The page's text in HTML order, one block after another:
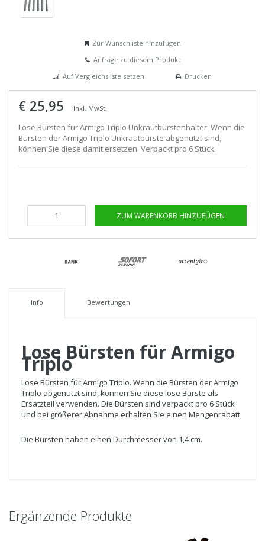
Zur Wunschliste hinzufügen
Anfrage zu diesem Produkt
Auf Vergleichsliste setzen
Drucken
€ 25,95 Inkl. MwSt.
Lose Bürsten für Armigo Triplo Unkrautbürstenhalter. Wenn die
Bürsten der Armigo Triplo Unkrautbürste abgenutzt sind,
können Sie diese damit ersetzen. Verpackt pro 6 Stück.
ZUM WARENKORB HINZUFÜGEN
Info Bewertungen
Lose Bürsten für Armigo
Triplo
Lose Bürsten für Armigo Triplo. Wenn die Bürsten der Armigo
Triplo abgenutzt sind, können Sie diese lose Bürste als
Ersatzteil verwenden. Die Bürsten sind verpackt pro 6 Stück
und bei größerer Abnahme erhalten Sie einen Mengenrabatt.
Die Bürsten haben einen Durchmesser von 1,4 cm.
Ergänzende Produkte